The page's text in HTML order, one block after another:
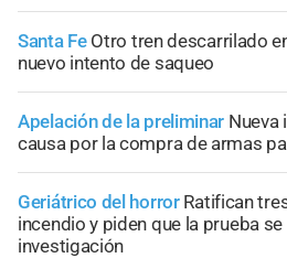
Santa Fe Otro tren descarrilado
nuevo intento de saqueo
Apelación de la preliminar Nueva
causa por la compra de armas
Geriátrico del horror Ratifican
incendio y piden que la prueba
investigación